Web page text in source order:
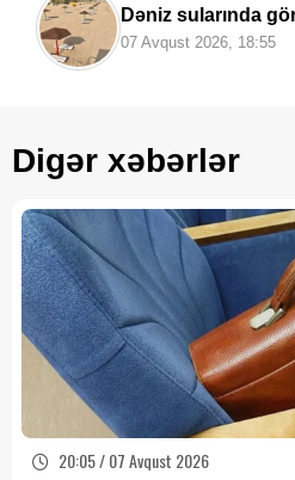
Dəniz sularında
Həkimlər
07 Avqust 2026, 18:55
Digər xəbərlər
20:05 / 07 Avqust 2026